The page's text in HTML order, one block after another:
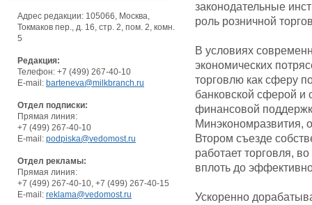
Адрес редакции: 105066, Москва,
Токмаков пер., д. 16, стр. 2, пом. 2, комн.
5
Редакция:
Телефон: +7 (499) 267-40-10
E-mail: barteneva@milkbranch.ru
Отдел подписки:
Прямая линия:
+7 (499) 267-40-10
E-mail: podpiska@vedomost.ru
Отдел рекламы:
Прямая линия:
+7 (499) 267-40-10, +7 (499) 267-40-15
E-mail: reklama@vedomost.ru
законодательные
роль розничной
В условиях
экономических
торговлю как сферу
банковской сферой и
финансовой
Минэкономразвития,
Втором съезде
работает торговля,
вплоть до
Ускоренно